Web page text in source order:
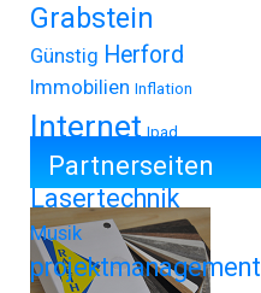
Grabstein
Günstig Herford
Immobilien Inflation
Internet Ipad
Iphone
Lasertechnik
Musik
projektmanagement
Partnerseiten